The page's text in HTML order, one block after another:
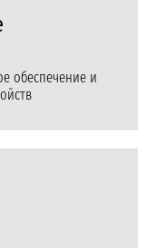
обеспечение и